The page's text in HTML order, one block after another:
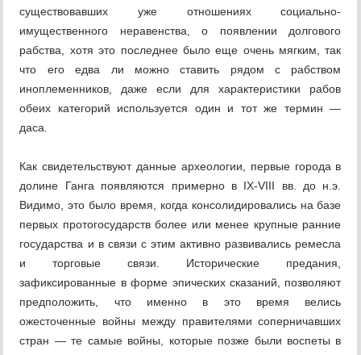
существовавших уже отношениях социально-
имущественного неравенства, о появлении долгового
рабства, хотя это последнее было еще очень мягким, так
что его едва ли можно ставить рядом с рабством
иноплеменников, даже если для характеристики рабов
обеих категорий используется один и тот же термин —
даса.
Как свидетельствуют данные археологии, первые города в
долине Ганга появляются примерно в IX-VIII вв. до н.э.
Видимо, это было время, когда консолидировались на базе
первых протогосударств более или менее крупные ранние
государства и в связи с этим активно развивались ремесла
и торговые связи. Исторические предания,
зафиксированные в форме эпических сказаний, позволяют
предположить, что именно в это время велись
ожесточенные войны между правителями соперничавших
стран — те самые войны, которые позже были воспеты в